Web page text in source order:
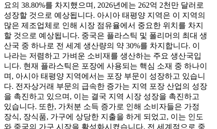
요의 38.80%를 차지했으며, 2026년에는 262억 2천만 달러로
성장할 것으로 예상됩니다. 아시아 태평양 지역은 이 지역의
많은 제조업체로 인해 시장 점유율에서 중요한 위치를 차지
할 것으로 예상됩니다. 중국은 플라스틱 및 폴리머의 최대 생
산국 중 하나로 전 세계 생산량의 약 30%를 차지합니다. 이
나라는 저렴하고 가벼운 소비재를 생산하는 주요 생산국입
니다. 현재 플라스틱은 포장에 사용되는 핵심 소재 중 하나이
며, 아시아 태평양 지역에서는 포장 부문이 성장하고 있습니
다. 전자상거래 부문의 급속한 증가는 지역 포장 산업의 성장
을 촉진하고 있으며, 이는 결국 지역 시장 성장을 촉진하고
있습니다. 또한, 가처분 소득 증가로 인해 소비자들은 가정
장식, 장식품, 가구에 상당한 지출을 하게 되었고, 이는 인도
와 중국의 가구 시장을 활성화시켰습니다. 전 세계적으로 중